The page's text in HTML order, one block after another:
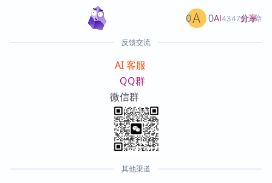
AI4347篇文章
0 0 分享
反馈交流
AI 客服
QQ群
微信群
其他渠道